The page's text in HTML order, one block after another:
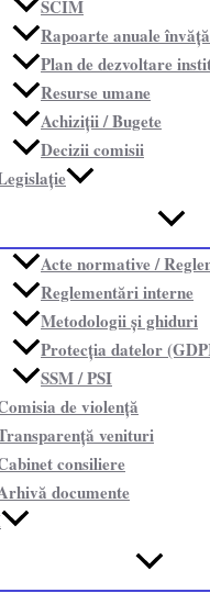
SCIM
Rapoarte anuale
Plan de dezvoltare
Resurse umane
Achiziții / Bugete
Decizii comisii
Acte normative /
Reglementări interne
Metodologii și ghiduri
Protecția datelor
SSM / PSI
de violență
venituri
consiliere​
documente